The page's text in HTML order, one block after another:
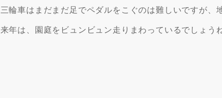
三輪車はまだまだ足でペダルをこぐのは難しいですが、
来年は、園庭をビュンビュン走りまわっているでしょうね